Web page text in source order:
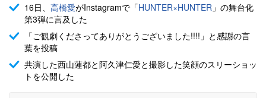
16日、 高橋愛がInstagramで「HUNTER×HUNTER 」の舞台化
第3弾に言及した
「ご観劇くださってありがとうございました!!!!」と感謝の言
葉を投稿
共演した西山蓮都と阿久津仁愛と撮影した笑顔のスリーショッ
トを公開した